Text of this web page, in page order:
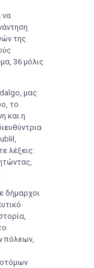
να
της
36 μόλις
μας
το
και η
λέξεις:
δήμαρχοι
πόλεων,